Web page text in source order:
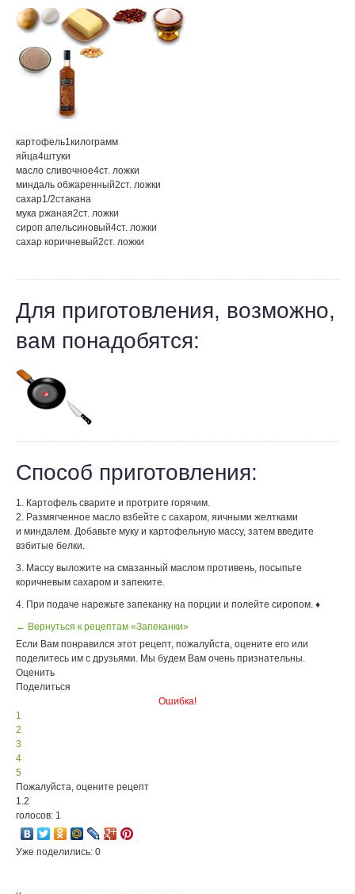
картофель1килограмм
яйца4штуки
масло сливочное4ст. ложки
миндаль обжаренный2ст. ложки
сахар1/2стакана
мука ржаная2ст. ложки
сироп апельсиновый4ст. ложки
сахар коричневый2ст. ложки
Для приготовления, возможно,
вам понадобятся:
Способ приготовления:
1. Картофель сварите и протрите горячим.
2. Размягченное масло взбейте с сахаром, яичными желтками
и миндалем. Добавьте муку и картофельную массу, затем введите
взбитые белки.
3. Массу выложите на смазанный маслом противень, посыпьте
коричневым сахаром и запеките.
4. При подаче нарежьте запеканку на порции и полейте сиропом. ♦
← Вернуться к рецептам «Запеканки»
Если Вам понравился этот рецепт, пожалуйста, оцените его или
поделитесь им с друзьями. Мы будем Вам очень признательны.
Оценить
Поделиться
Ошибка!
1
2
3
4
5
Пожалуйста, оцените рецепт
1.2
голосов: 1
Уже поделились: 0